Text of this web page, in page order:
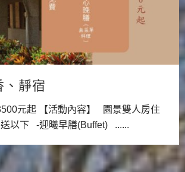
、靜宿
元起 【活動內容】 園景雙人房住
以下 -迎曦早膳(Buffet) ......